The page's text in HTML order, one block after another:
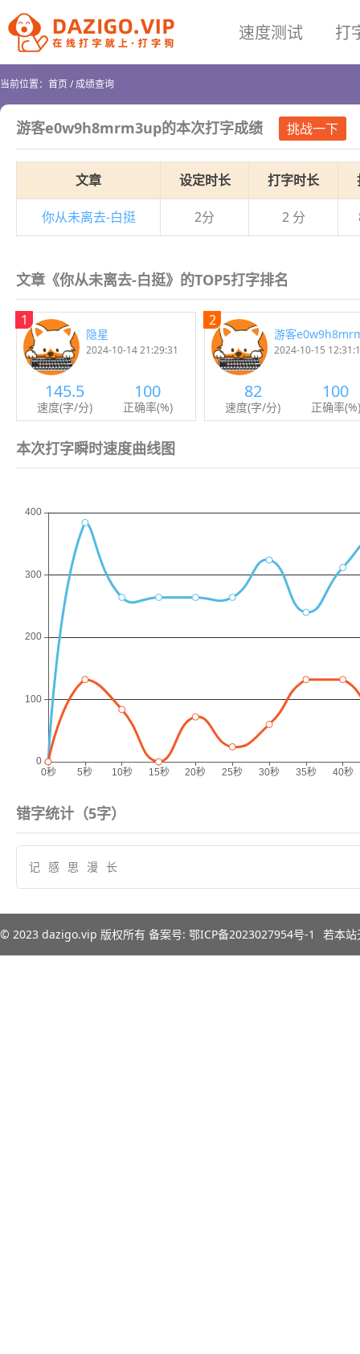
速度测试 打
当前位置： 首页/成绩查询
游客e0w9h8mrm3up的本次打字成绩 挑战一下
文章 设定时长 打字时长
你从未离去-白挺 2分 2 分
文章《你从未离去-白挺》的TOP5打字排名
1
隐星
2024-10-14 21:29:31
145.5
速度(字/分)
100
正确率(%)
2
2024-10-15
82
速度(字/分)
100
正确率(%)
本次打字瞬时速度曲线图
错字统计（5字）
记 感 思 漫 长
© 2023 dazigo.vip 版权所有 备案号: 鄂ICP备2023027954号-1 若本